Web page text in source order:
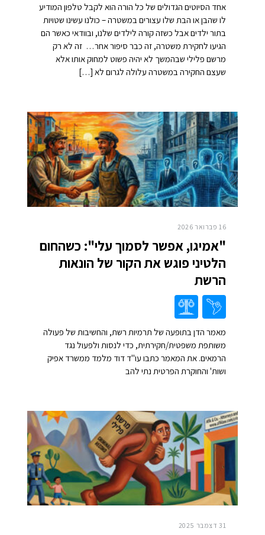
אחד הסיוטים הגדולים של כל הורה הוא לקבל טלפון המודיע
לו שהבן או הבת שלו עצורים במשטרה – כולנו עשינו שטויות
בתור ילדים אבל כשזה קורה לילדים שלנו, ובוודאי כאשר הם
הגיעו לחקירת משטרה, זה כבר סיפור אחר… זה לא רק
מרשם פלילי שבהמשך לא יהיה פשוט למחוק אותו אלא
שעצם החקירה במשטרה עלולה לגרום לא […]
16 פברואר 2026
"אמיגו, אפשר לסמוך עלי": כשהחום
הלטיני פוגש את הקור של הונאות
הרשת
מאמר הדן בתופעה של תרמיות רשת, והחשיבות של פעולה
משותפת משפטית/חקירתית, כדי לנסות ולפעול נגד
הרמאים. את המאמר כתבו עו"ד דוד מלמד ממשרד אפיק
ושות' והחוקרת הפרטית נתי להב
31 דצמבר 2025